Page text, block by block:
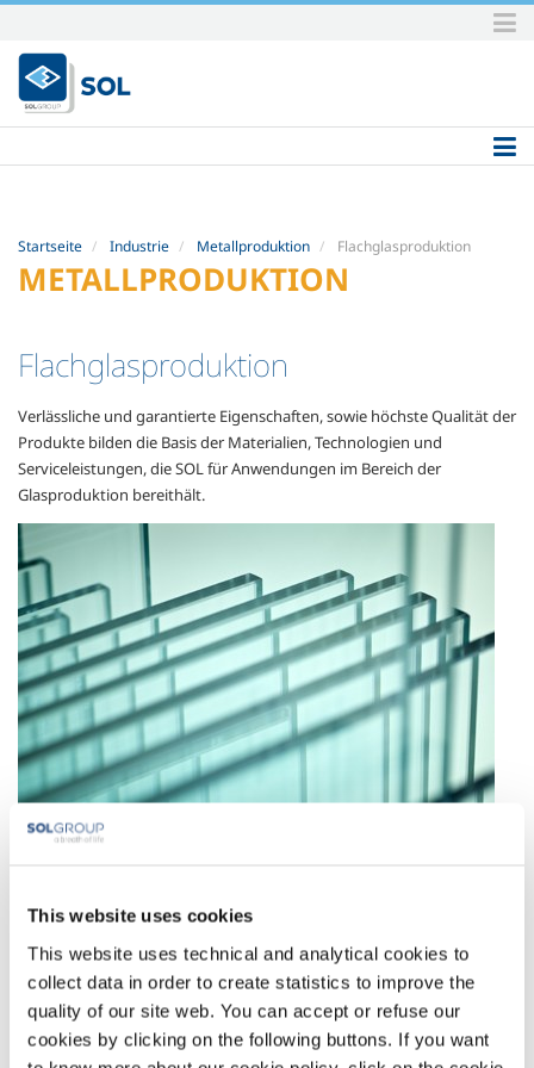
This website uses cookies
This website uses technical and analytical cookies to
collect data in order to create statistics to improve the
quality of our site web. You can accept or refuse our
cookies by clicking on the following buttons. If you want
Direkt
zum
Inhalt
|
zur
Startseite Industrie Metallproduktion Flachglasproduktion
METALLPRODUKTION
Flachglasproduktion
Verlässliche und garantierte Eigenschaften, sowie höchste Qualität der
Produkte bilden die Basis der Materialien, Technologien und
Serviceleistungen, die SOL für Anwendungen im Bereich der
Glasproduktion bereithält.
Sauerstoffverbrennung und Sauerstoffanreicherung
Indirekte Sauerstoffinjektion mit Sauerstoff-Lanzen
Brenner für die Sauerstoffverbrennung- SolMet
Ausgasung und Spülsteine
Oberflächenveredlung von Glas